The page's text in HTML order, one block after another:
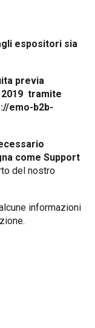
espositori sia
previa
tramite
emo-b2b-
come Support
del nostro
informazioni